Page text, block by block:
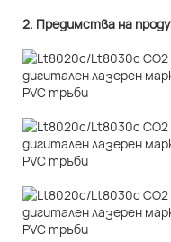
2. Предимства на